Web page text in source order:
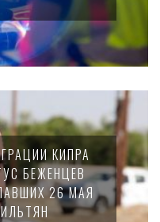
КИПРА
БЕЖЕНЦЕВ
26 МАЯ